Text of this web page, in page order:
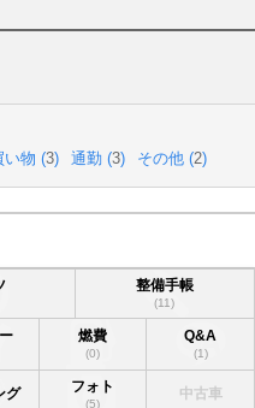
い物 (3) 通勤 (3) その他 (2)
整備手帳
(11)
燃費
(0)
Q&A
(1)
グ フォト
(5)
中古車